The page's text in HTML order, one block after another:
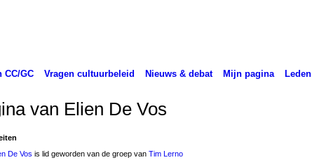
CC/GC Vragen cultuurbeleid Nieuws & debat Mijn pagina Leden
van Elien De Vos
De Vos is lid geworden van de groep van Tim Lerno